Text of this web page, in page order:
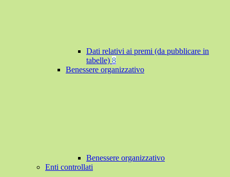
Dati relativi ai premi (da pubblicare in
tabelle) 8
Benessere organizzativo
Benessere organizzativo
Enti controllati